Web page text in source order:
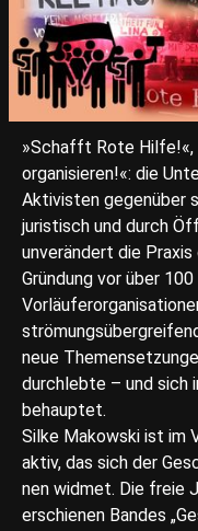
»Schafft Rote
organisieren!«: die
Aktivisten gegenüber
juristisch und durch
unverändert die
Gründung vor über
neue
durchlebte – und sich
behauptet.
Silke Makowski ist im
aktiv, das sich der
nen widmet. Die freie
erschienen Bandes